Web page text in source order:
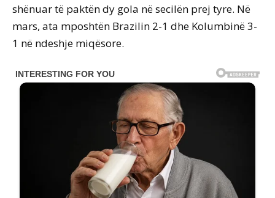
shënuar të paktën dy gola në secilën prej tyre. Në
mars, ata mposhtën Brazilin 2-1 dhe Kolumbinë 3-
1 në ndeshje miqësore.